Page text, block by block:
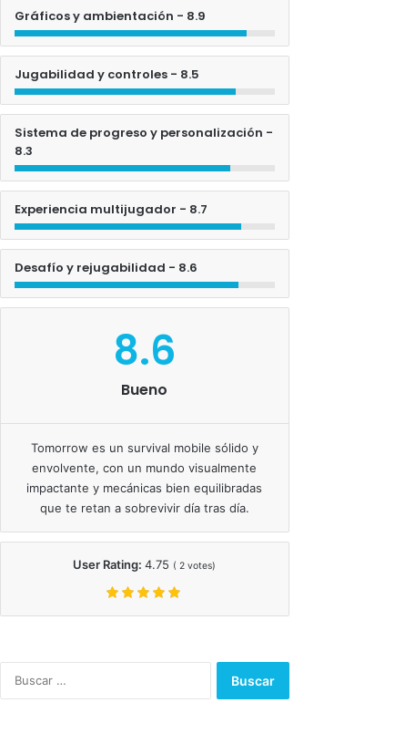
Gráficos y ambientación - 8.9
Jugabilidad y controles - 8.5
Sistema de progreso y personalización -
8.3
Experiencia multijugador - 8.7
Desafío y rejugabilidad - 8.6
8.6
Bueno
Tomorrow es un survival mobile sólido y
envolvente, con un mundo visualmente
impactante y mecánicas bien equilibradas
que te retan a sobrevivir día tras día.
User Rating:4.75 (2 votes)